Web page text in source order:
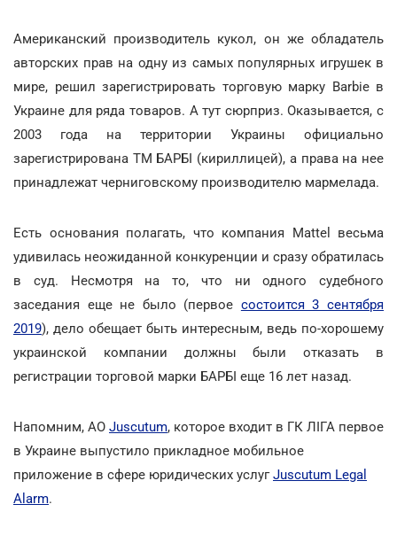
Американский производитель кукол, он же обладатель
авторских прав на одну из самых популярных игрушек в
мире, решил зарегистрировать торговую марку Barbie в
Украине для ряда товаров. А тут сюрприз. Оказывается, с
2003 года на территории Украины официально
зарегистрирована ТМ БАРБІ (кириллицей), а права на нее
принадлежат черниговскому производителю мармелада.
Есть основания полагать, что компания Mattel весьма
удивилась неожиданной конкуренции и сразу обратилась
в суд. Несмотря на то, что ни одного судебного
заседания еще не было (первое состоится 3 сентября
2019), дело обещает быть интересным, ведь по-хорошему
украинской компании должны были отказать в
регистрации торговой марки БАРБІ еще 16 лет назад.
Напомним, АО Juscutum, которое входит в ГК ЛІГА первое
в Украине выпустило прикладное мобильное
приложение в сфере юридических услугJuscutum Legal
Alarm.